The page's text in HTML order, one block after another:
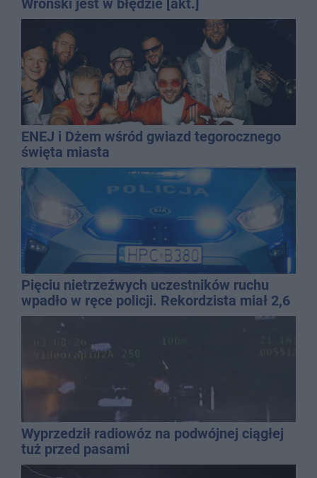
Wroński jest w błędzie [akt.]
ENEJ i Dżem wśród gwiazd tegorocznego
święta miasta
Pięciu nietrzeźwych uczestników ruchu
wpadło w ręce policji. Rekordzista miał 2,6
promila
Wyprzedził radiowóz na podwójnej ciągłej
tuż przed pasami